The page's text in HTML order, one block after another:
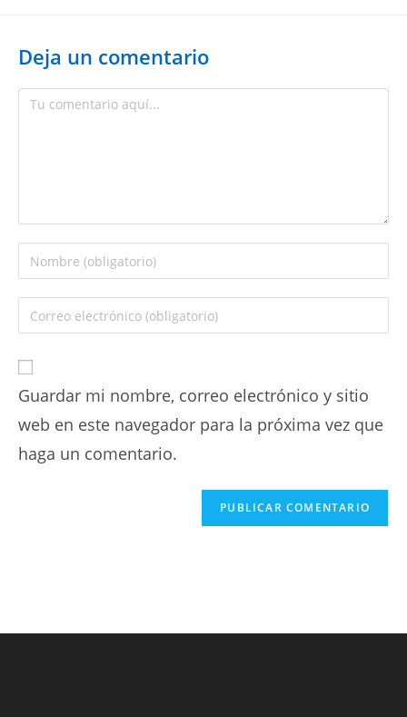
Deja un comentario
Guardar mi nombre, correo electrónico y sitio
web en este navegador para la próxima vez que
haga un comentario.